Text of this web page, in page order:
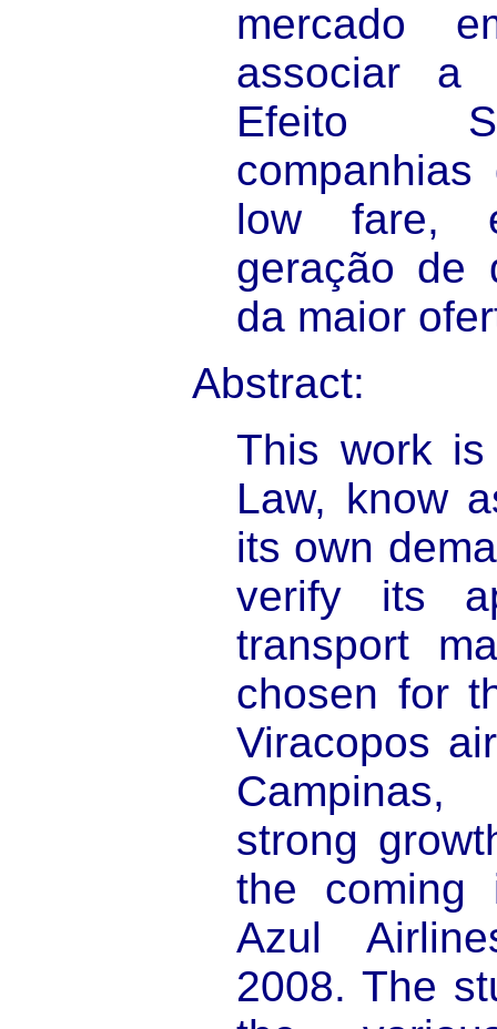
mercado
associar
Efeito
low fare,
geração de
da maior
Abstract:
This work
Law, know
its own
verify its
transport
chosen for
Viracopos
strong
the coming
Azul
2008. The